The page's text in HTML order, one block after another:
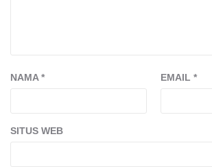
NAMA* EMAIL *
SITUS WEB